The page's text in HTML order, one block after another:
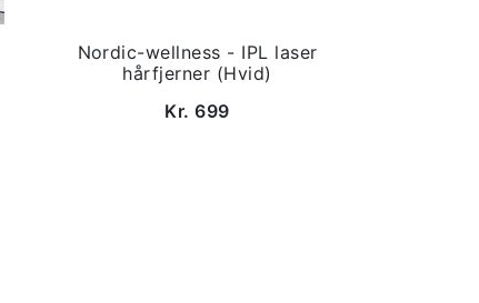
Nordic-wellness - IPL laser
hårfjerner (Hvid)
Kr. 699